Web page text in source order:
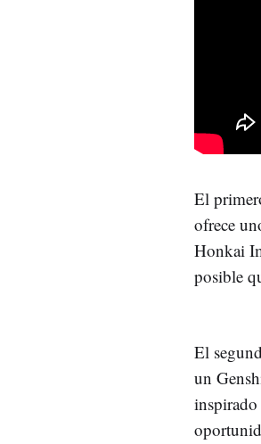
El
ofrece
Honkai
posible
El
un
inspirado